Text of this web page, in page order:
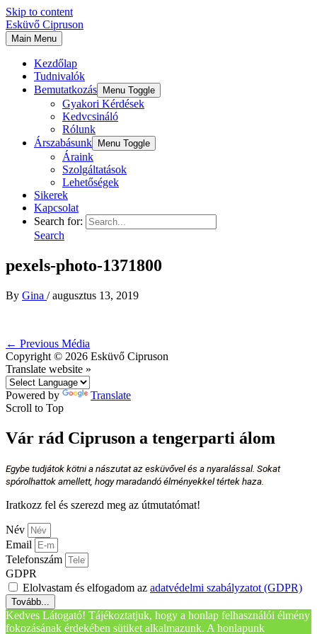
Skip to content
Esküvő Cipruson
Main Menu
Kezdőlap
Tudnivalók
Bemutatkozás
Menu Toggle
Gyakori Kérdések
Kedvcsináló
Rólunk
Árszabásunk
Menu Toggle
Áraink
Szolgáltatások
Lehetőségek
Sikerek
Kapcsolat
Search for:
Search
pexels-photo-1371800
By Gina /augusztus 13, 2019
← Previous Média
Copyright © 2026 Esküvő Cipruson
Translate website »
Powered by
Translate
Scroll to Top
Vár rád Cipruson a tengerparti álom
Egybe tudjátok kötni a nászutat az esküvővel és a nyaralással. Sokat
spórolhattok amellett, hogy maradandó élményekkel tértek haza.
Iratkozz fel és szerezd meg az útmutatómat!
Név
Email
Telefonszám
GDPR
Elolvastam és elfogadom az adatvédelmi szabályzatot (GDPR)
Tovább...
Kedves Látogató! Tájékoztatjuk, hogy a honlap felhasználói élmény
fokozásának érdekében sütiket alkalmazunk. A honlapunk